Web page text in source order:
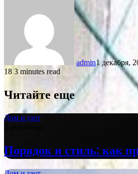
admin1 декабря,
18 3 minutes read
Читайте еще
Дом и уют
Порядок и стиль: как